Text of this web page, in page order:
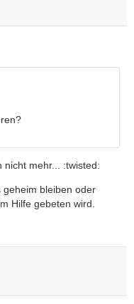
nicht mehr... :twisted:
geheim bleiben oder
Hilfe gebeten wird.